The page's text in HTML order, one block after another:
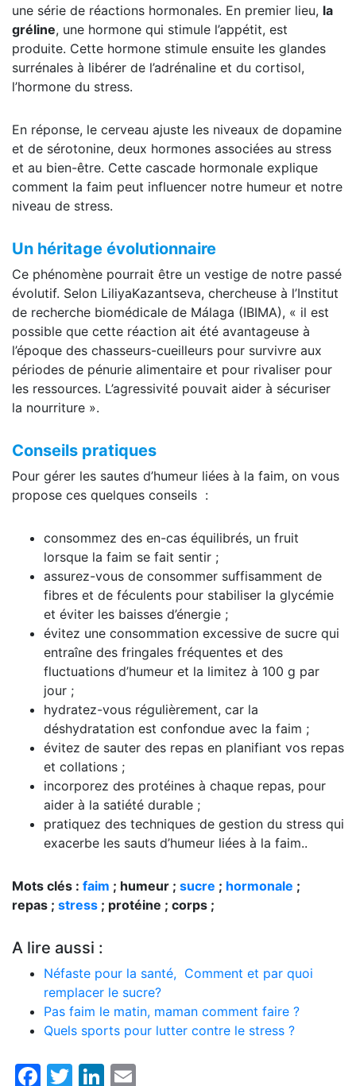
une série de réactions hormonales. En premier lieu, la
gréline, une hormone qui stimule l’appétit, est
produite. Cette hormone stimule ensuite les glandes
surrénales à libérer de l’adrénaline et du cortisol,
l’hormone du stress.
En réponse, le cerveau ajuste les niveaux de dopamine
et de sérotonine, deux hormones associées au stress
et au bien-être. Cette cascade hormonale explique
comment la faim peut influencer notre humeur et notre
niveau de stress.
Un héritage évolutionnaire
Ce phénomène pourrait être un vestige de notre passé
évolutif. Selon LiliyaKazantseva, chercheuse à l’Institut
de recherche biomédicale de Málaga (IBIMA), « il est
possible que cette réaction ait été avantageuse à
l’époque des chasseurs-cueilleurs pour survivre aux
périodes de pénurie alimentaire et pour rivaliser pour
les ressources. L’agressivité pouvait aider à sécuriser
la nourriture ».
Conseils pratiques
Pour gérer les sautes d’humeur liées à la faim, on vous
propose ces quelques conseils :
consommez des en-cas équilibrés, un fruit
lorsque la faim se fait sentir ;
assurez-vous de consommer suffisamment de
fibres et de féculents pour stabiliser la glycémie
et éviter les baisses d’énergie ;
évitez une consommation excessive de sucre qui
entraîne des fringales fréquentes et des
fluctuations d’humeur et la limitez à 100 g par
jour ;
hydratez-vous régulièrement, car la
déshydratation est confondue avec la faim ;
évitez de sauter des repas en planifiant vos repas
et collations ;
incorporez des protéines à chaque repas, pour
aider à la satiété durable ;
pratiquez des techniques de gestion du stress qui
exacerbe les sauts d’humeur liées à la faim..
Mots clés : faim ; humeur ; sucre ; hormonale ;
repas ; stress ; protéine ; corps ;
A lire aussi :
Néfaste pour la santé, Comment et par quoi
remplacer le sucre?
Pas faim le matin, maman comment faire ?
Quels sports pour lutter contre le stress ?
Facebook
TwitterLinkedIn